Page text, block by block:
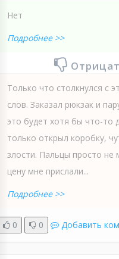
Нет
Подробнее >>
Только что столкнулся с
слов. Заказал рюкзак и
это будет хотя бы что-то
только открыл коробку,
злости. Пальцы просто не
цену мне прислали...
Подробнее >>
0 0 Добавить